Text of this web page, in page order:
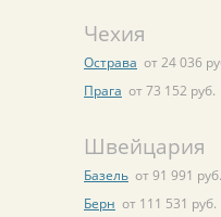
Чехия
Острава от 24 036
Прага от 73 152 руб.
Швейцария
Базель от 91 991 руб.
Берн от 111 531 руб.